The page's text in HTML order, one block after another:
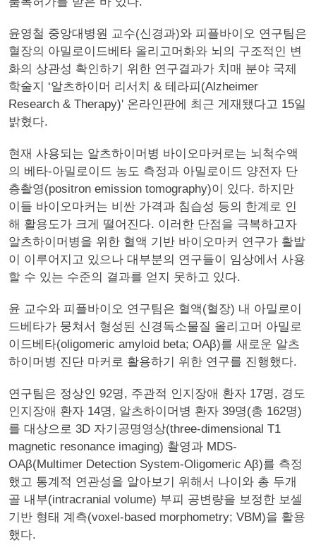
윤영철 중앙대병원 교수(신경과)와 피플바이오 연구팀은
혈장의 아밀로이드베타 올리고머화와 뇌의 구조적인 변
화의 상관성 확인하기 위한 연구결과가 치매 분야 국제
학술지 ‘알츠하이머 리서치 & 테라피(Alzheimer
Research & Therapy)' 온라인판에 최근 게재됐다고 15일
밝혔다.
현재 사용되는 알츠하이머병 바이오마커로는 뇌척수액
의 베타-아밀로이드 농도 측정과 아밀로이드 양전자 단
층촬영(positron emission tomography)이 있다. 하지만
이들 바이오마커는 비싼 가격과 침습성 등의 한계로 인
해 활용도가 크게 떨어진다. 이러한 단점을 극복하고자
알츠하이머병을 위한 혈액 기반 바이오마커 연구가 활발
이 이루어지고 있으나 대부분의 연구들이 임상에서 사용
할 수 있는 수준의 결과를 얻지 못하고 있다.
윤 교수와 피플바이오 연구팀은 혈액(혈장) 내 아밀로이
드베타가 뭉쳐서 형성된 신경독소물질 올리고머 아밀로
이드베타(oligomeric amyloid beta; OAβ)를 새로운 알츠
하이머병 진단 마커로 활용하기 위한 연구를 진행했다.
연구팀은 정상인 92명, 주관적 인지장애 환자 17명, 경도
인지장애 환자 14명, 알츠하이머병 환자 39명(총 162명)
를 대상으로 3D 자기공명영상(three-dimensional T1
magnetic resonance imaging) 촬영과 MDS-
OAβ(Multimer Detection System-Oligomeric Aβ)를 측정
했고 통계적 연관성을 알아보기 위해서 나이와 총 두개
골 내부(intracranial volume) 부피 공변량을 보정한 보셀
기반 형태 계측(voxel-based morphometry; VBM)을 활용
했다.